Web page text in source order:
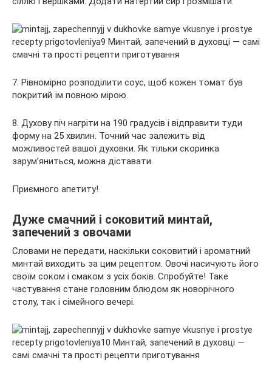
7. Рівномірно розподілити соус, щоб кожен томат був
покритий їм повною мірою.
8. Духову піч нагріти на 190 градусів і відправити туди
форму на 25 хвилин. Точний час залежить від
можливостей вашої духовки. Як тільки скоринка
зарум’яниться, можна діставати.
Приємного апетиту!
Дуже смачний і соковитий минтай,
запечений з овочами
Словами не передати, наскільки соковитий і ароматний
минтай виходить за цим рецептом. Овочі насичують його
своїм соком і смаком з усіх боків. Спробуйте! Таке
частування стане головним блюдом як новорічного
столу, так і сімейного вечері.